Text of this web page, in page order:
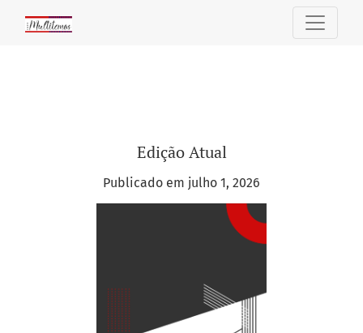
Multitemas
Edição Atual
Publicado em julho 1, 2026